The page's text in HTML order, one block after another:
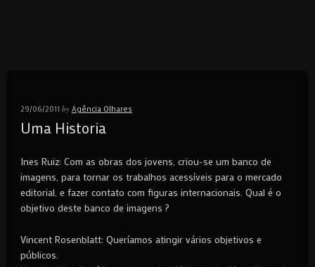
29/06/2011 by Agência Olhares
Uma Historia
Ines Ruiz: Com as obras dos jovens, criou-se um banco de
imagens, para tornar os trabalhos acessíveis para o mercado
editorial, e fazer contato com figuras internacionais. Qual é o
objetivo deste banco de imagens ?
Vincent Rosenblatt: Queríamos atingir vários objetivos e
públicos.